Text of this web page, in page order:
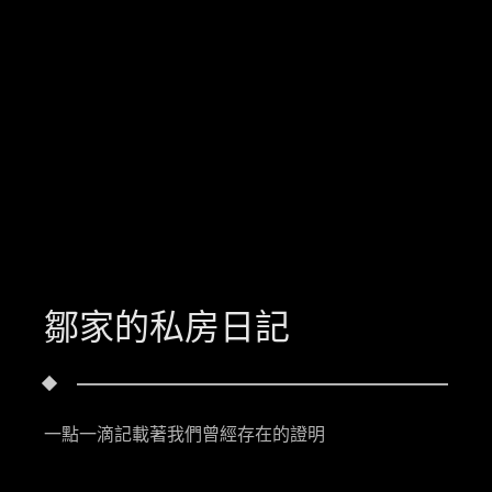
鄒家的私房日記
一點一滴記載著我們曾經存在的證明